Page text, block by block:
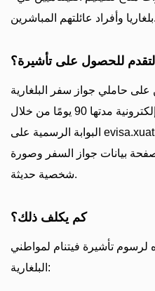
بلغاريا وأفراد عائلتهم المباشرين.
للحصول على تأشيرة؟
45 يومًا، يتعين على حاملي جواز سفر البلغارية
التقدم للحصول على تأشيرة إلكترونية مدتها 90 يومًا من خلال
البوابة الرسمية على evisa.xuatnhapcanh.gov.vn. تتطلب
بيانات جواز السفر وصورة
شخصية حديثة.
كم يكلف ذلك؟
لرسوم تأشيرة فيتنام لمواطني
البلغارية: